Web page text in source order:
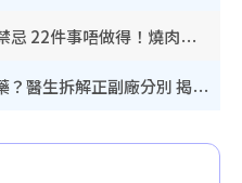
鬼門開2026｜8.13鬼節禁忌 22件事唔做得！燒肉、刺身要少食？半夜勿吹口哨/打呢個電話
網傳公院改用內地/副廠藥？醫生拆解正副廠分別 揭4類人換藥隨時出事